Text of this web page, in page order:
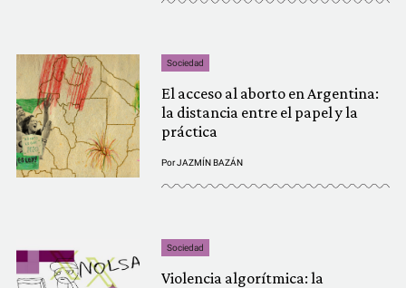
Sociedad
El acceso al aborto en Argentina:
la distancia entre el papel y la
práctica
PorJAZMÍN BAZÁN
Sociedad
Violencia algorítmica: la